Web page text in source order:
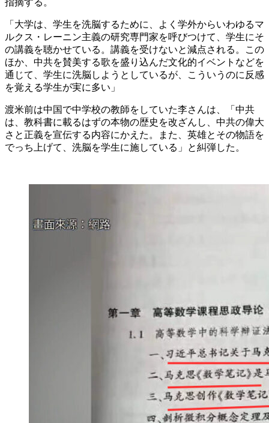
指摘する。
「大学は、学生を洗脳するために、よく学外からいわゆるマ
ルクス・レーニン主義の研究専門家を呼びつけて、学生にそ
の講義を聴かせている。講義を受けないと減点される。この
ほか、中共を賛美する歌を盛り込んだ文化的イベントなどを
通じて、学生に洗脳しようとしているが、こういうのに反感
を覚える学生が実に多い」
渡米前は中国で中学校の教師をしていた李さんは、「中共
は、教科書に載るはずの本物の歴史を改ざんし、中共の偉大
さと正義を宣伝する内容にかえた。また、英雄とその物語を
でっち上げて、洗脳を学生に施している」と糾弾した。